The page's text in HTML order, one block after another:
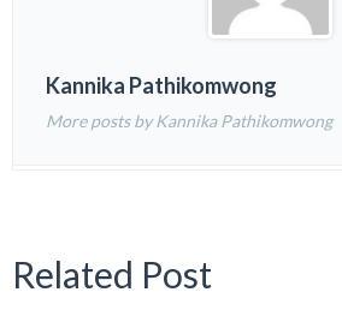
Kannika Pathikomwong
More posts by Kannika Pathikomwong
Related Post